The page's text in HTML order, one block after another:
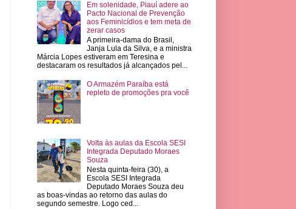
Em solenidade, Piauí adere ao
Pacto Nacional de Prevenção
aos Feminicídios e tem meta de
zerar casos
A primeira-dama do Brasil,
Janja Lula da Silva, e a ministra
Márcia Lopes estiveram em Teresina e
destacaram os resultados já alcançados pel...
O Armazém Paraíba está
repleto de promoções pra você
Volta às aulas da Escola SESI
Integrada Deputado Moraes
Souza
Nesta quinta-feira (30), a
Escola SESI Integrada
Deputado Moraes Souza deu
as boas-vindas ao retorno das aulas do
segundo semestre. Logo ced...